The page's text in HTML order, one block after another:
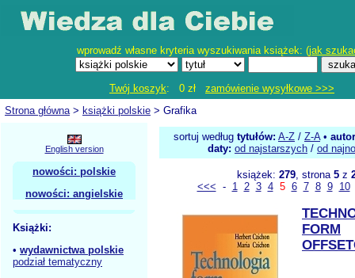
wprowadź własne kryteria wyszukiwania książek: (jak
Twój koszyk: 0 zł zamówienie wysyłkowe >>>
Strona główna> książki polskie > Grafika
English version
nowości: polskie
nowości: angielskie
Książki:
• wydawnictwa polskie
podział tematyczny
sortuj według tytułów: A-Z / Z-A•
daty: od najstarszych / od
książek: 279, strona 5z
<<< - 1 2 3 4 5 6 7 8 9 10
FORM